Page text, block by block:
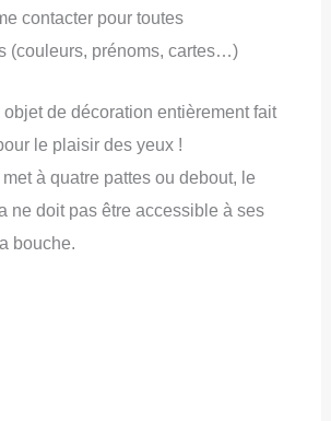
contacter pour toutes
(couleurs, prénoms, cartes…)
de décoration entièrement fait
le plaisir des yeux !
à quatre pattes ou debout, le
ne doit pas être accessible à ses
bouche.